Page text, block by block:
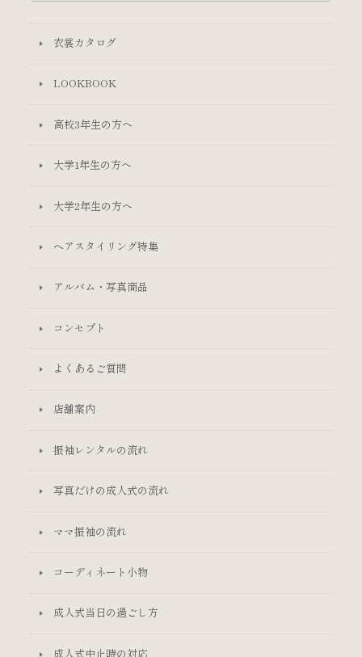
衣裳カタログ
LOOKBOOK
高校3年生の方へ
大学1年生の方へ
大学2年生の方へ
ヘアスタイリング特集
アルバム・写真商品
コンセプト
よくあるご質問
店舗案内
振袖レンタルの流れ
写真だけの成人式の流れ
ママ振袖の流れ
コーディネート小物
成人式当日の過ごし方
成人式中止時の対応